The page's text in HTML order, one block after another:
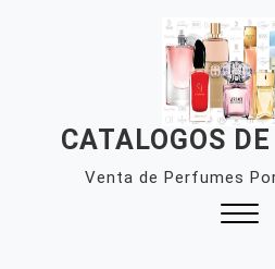
CATALOGOS
Venta de Perfumes